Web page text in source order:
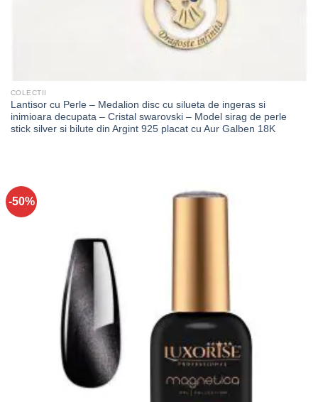
COLECTII
Lantisor cu Perle – Medalion disc cu silueta de ingeras si
inimioara decupata – Cristal swarovski – Model sirag de perle
stick silver si bilute din Argint 925 placat cu Aur Galben 18K
-50%